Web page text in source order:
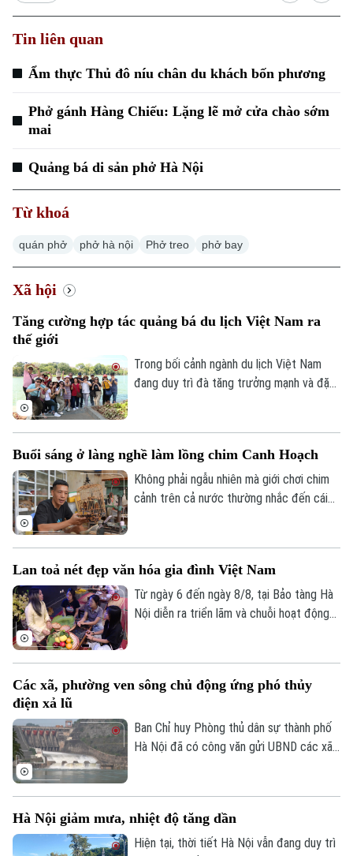
Tin liên quan
Ẩm thực Thủ đô níu chân du khách bốn phương
Phở gánh Hàng Chiếu: Lặng lẽ mở cửa chào sớm
mai
Quảng bá di sản phở Hà Nội
Từ khoá
quán phở phở hà nội Phở treo phở bay
Xã hội
Tăng cường hợp tác quảng bá du lịch Việt Nam ra
thế giới
Trong bối cảnh ngành du lịch Việt Nam
đang duy trì đà tăng trưởng mạnh và đặt
cầu được xem là giải pháp quan trọng để
nâng cao hiệu quả xúc tiến, quảng bá
điểm đến.
Buổi sáng ở làng nghề làm lồng chim Canh Hoạch
Không phải ngẫu nhiên mà giới chơi chim
cảnh trên cả nước thường nhắc đến cái
làm lồng chim ở Việt Nam. Mỗi sản phẩm
không chỉ đáp ứng nhu cầu nuôi chim mà
còn thể hiện trình độ chế tác, sự am hiểu
Lan toả nét đẹp văn hóa gia đình Việt Nam
Từ ngày 6 đến ngày 8/8, tại Bảo tàng Hà
Nội diễn ra triển lãm và chuỗi hoạt động
nhóm sinh viên ngành Quản trị truyền
FPT Hà Nội thực hiện.
Các xã, phường ven sông chủ động ứng phó thủy
điện xả lũ
Ban Chỉ huy Phòng thủ dân sự thành phố
Hà Nội đã có công văn gửi UBND các xã,
hành hồ chứa thủy điện Hòa Bình.
Hà Nội giảm mưa, nhiệt độ tăng dần
Hiện tại, thời tiết Hà Nội vẫn đang duy trì